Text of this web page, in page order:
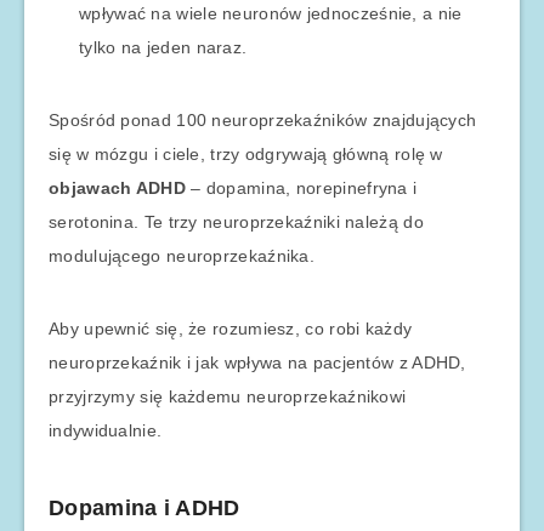
wpływać na wiele neuronów jednocześnie, a nie
tylko na jeden naraz.
Spośród ponad 100 neuroprzekaźników znajdujących
się w mózgu i ciele, trzy odgrywają główną rolę w
objawach ADHD– dopamina, norepinefryna i
serotonina. Te trzy neuroprzekaźniki należą do
modulującego neuroprzekaźnika.
Aby upewnić się, że rozumiesz, co robi każdy
neuroprzekaźnik i jak wpływa na pacjentów z ADHD,
przyjrzymy się każdemu neuroprzekaźnikowi
indywidualnie.
Dopamina i ADHD